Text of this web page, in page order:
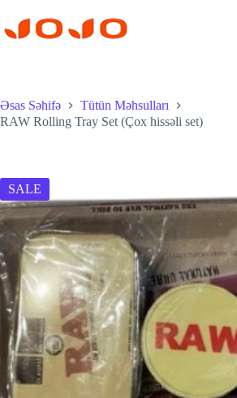
content
Əsas Səhifə
Tütün Məhsulları
RAW Rolling Tray Set (Çox hissəli set)
SALE